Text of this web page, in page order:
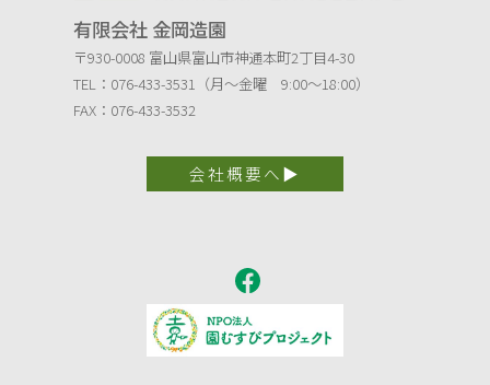
有限会社 金岡造園
〒930-0008 富山県富山市神通本町2丁目4-30
TEL：076-433-3531（月～金曜 9:00～18:00）
FAX：076-433-3532
会社概要へ▶︎